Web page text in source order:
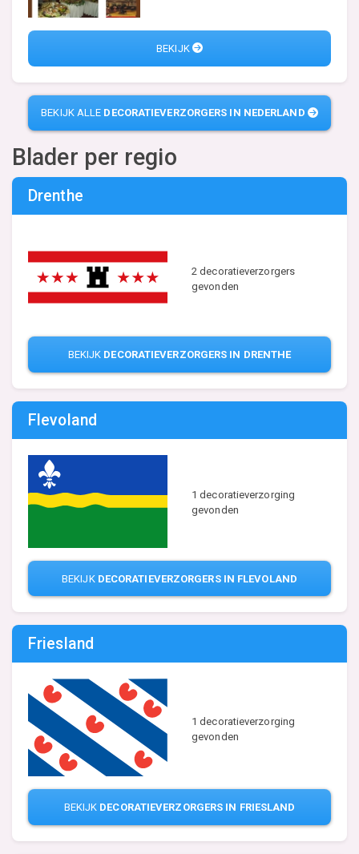
BEKIJK
BEKIJK ALLE DECORATIEVERZORGERS IN NEDERLAND
Blader per regio
Drenthe
2 decoratieverzorgers
gevonden
BEKIJK DECORATIEVERZORGERS IN DRENTHE
Flevoland
1 decoratieverzorging
gevonden
BEKIJK DECORATIEVERZORGERS IN FLEVOLAND
Friesland
1 decoratieverzorging
gevonden
BEKIJK DECORATIEVERZORGERS IN FRIESLAND